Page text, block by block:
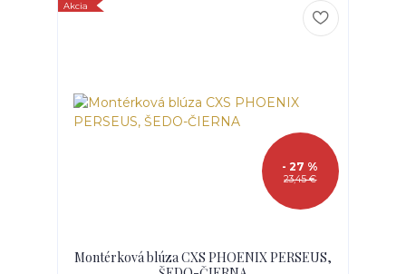
Akcia
23,45 €
- 27 %
Montérková blúza CXS PHOENIX PERSEUS,